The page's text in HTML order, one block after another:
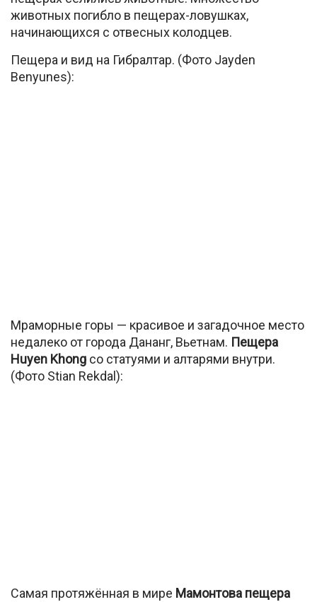
животных погибло в пещерах-ловушках,
начинающихся с отвесных колодцев.
Пещера и вид на Гибралтар. (Фото Jayden
Benyunes):
Мраморные горы — красивое и загадочное место
недалеко от города Дананг, Вьетнам. Пещера
Huyen Khong со статуями и алтарями внутри.
(Фото Stian Rekdal):
Самая протяжённая в мире Мамонтова пещера